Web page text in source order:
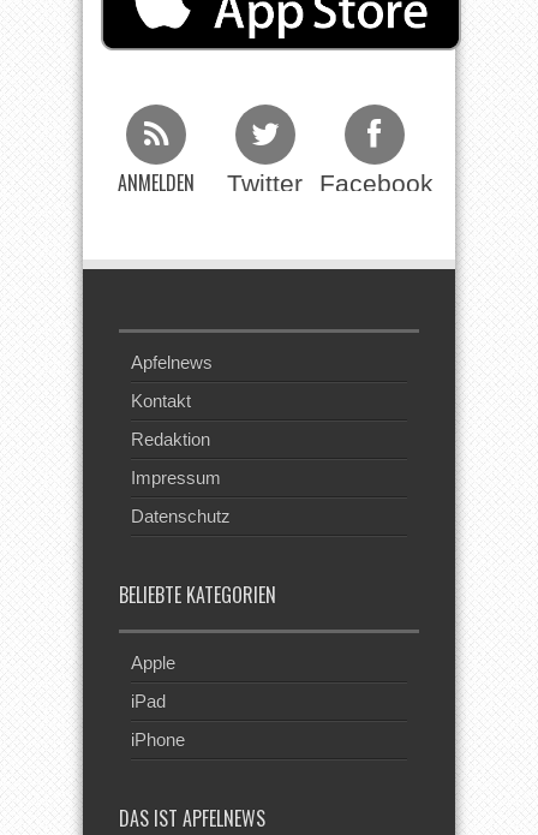
ANMELDEN Twitter Facebook
Apfelnews
Kontakt
Redaktion
Impressum
Datenschutz
BELIEBTE KATEGORIEN
Apple
iPad
iPhone
DAS IST APFELNEWS